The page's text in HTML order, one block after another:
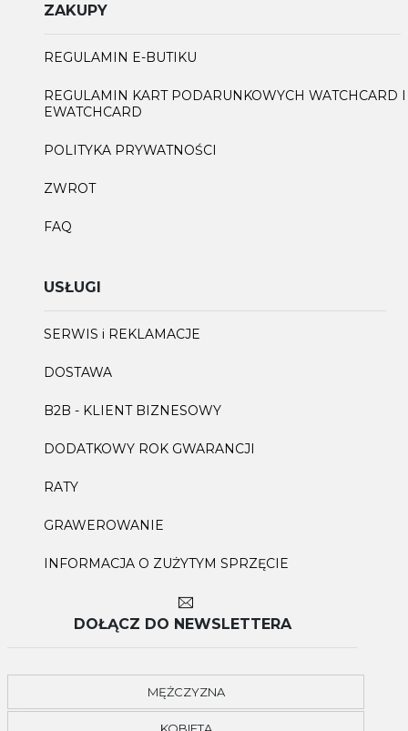
ZAKUPY
REGULAMIN E-BUTIKU
REGULAMIN KART PODARUNKOWYCH WATCHCARD I
EWATCHCARD
POLITYKA PRYWATNOŚCI
ZWROT
FAQ
USŁUGI
SERWIS i REKLAMACJE
DOSTAWA
B2B - KLIENT BIZNESOWY
DODATKOWY ROK GWARANCJI
RATY
GRAWEROWANIE
INFORMACJA O ZUŻYTYM SPRZĘCIE
DOŁĄCZ DO NEWSLETTERA
MĘŻCZYZNA
KOBIETA